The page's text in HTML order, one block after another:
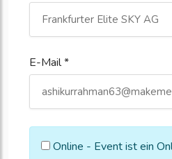
E-Mail *
Online - Event ist ein